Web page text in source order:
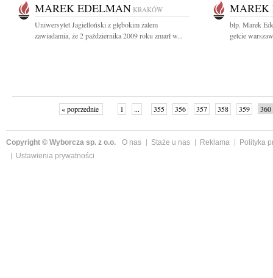
MAREK EDELMAN KRAKÓW
Uniwersytet Jagielloński z głębokim żalem
zawiadamia, że 2 października 2009 roku zmarł w...
MAREK
błp. Marek
getcie
« poprzednie 1 ... 355 356 357 358 359 360
Copyright © Wyborcza sp. z o.o. O nas Staże u nas Reklama
Polityka
Ustawienia prywatności